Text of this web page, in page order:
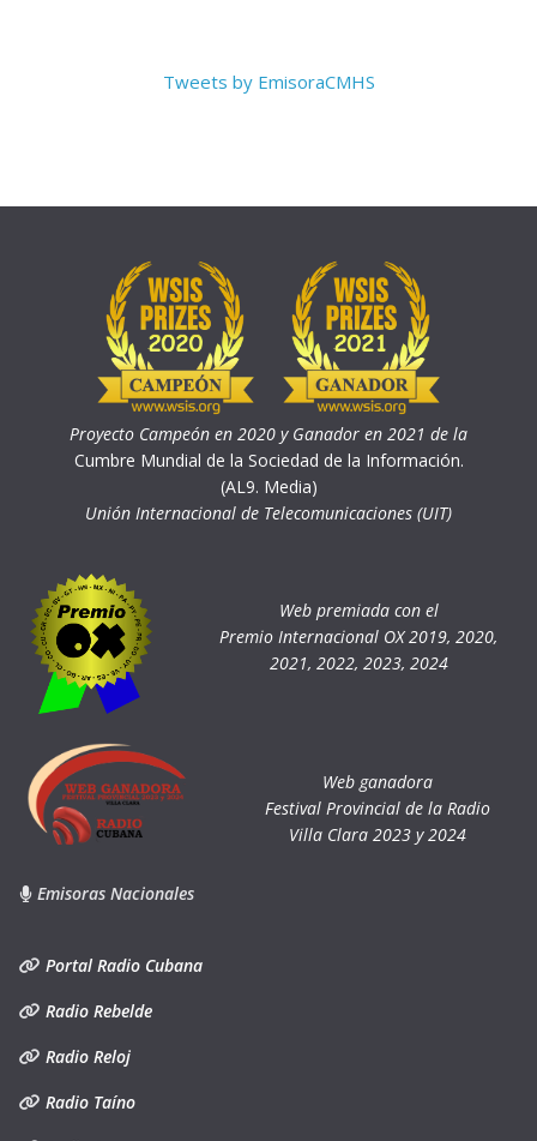
Tweets by EmisoraCMHS
Proyecto Campeón en 2020 y Ganador en 2021 de la
Cumbre Mundial de la Sociedad de la Información.
(AL9. Media)
Unión Internacional de Telecomunicaciones (UIT)
Web premiada con el
Premio Internacional OX 2019, 2020,
2021, 2022, 2023, 2024
Web ganadora
Festival Provincial de la Radio
Villa Clara 2023 y 2024
Emisoras Nacionales
Portal Radio Cubana
Radio Rebelde
Radio Reloj
Radio Taíno